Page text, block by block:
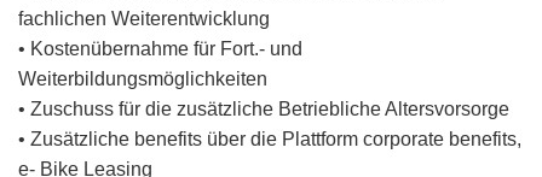
fachlichen Weiterentwicklung
• Kostenübernahme für Fort.- und
Weiterbildungsmöglichkeiten
• Zuschuss für die zusätzliche Betriebliche Altersvorsorge
• Zusätzliche benefits über die Plattform corporate benefits,
e- Bike Leasing